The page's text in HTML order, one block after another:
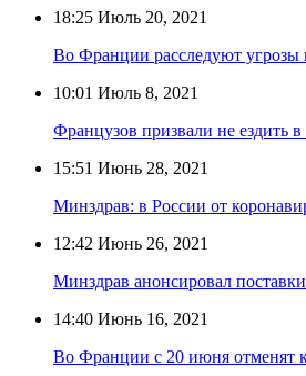
18:25 Июль 20, 2021
Во Франции расследуют угрозы
10:01 Июль 8, 2021
Французов призвали не
15:51 Июнь 28, 2021
Минздрав: в России от
12:42 Июнь 26, 2021
Минздрав анонсировал
14:40 Июнь 16, 2021
Во Франции с 20 июня отменят